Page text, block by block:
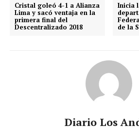
Cristal goleó 4-1 a Alianza
Lima y sacó ventaja en la
primera final del
Descentralizado 2018
Inicia
de la
Diario Los